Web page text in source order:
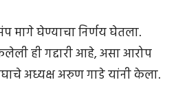
मागे घेण्याचा निर्णय घेतला.
ही गद्दारी आहे, असा आरोप
अध्यक्ष अरुण गाडे यांनी केला.